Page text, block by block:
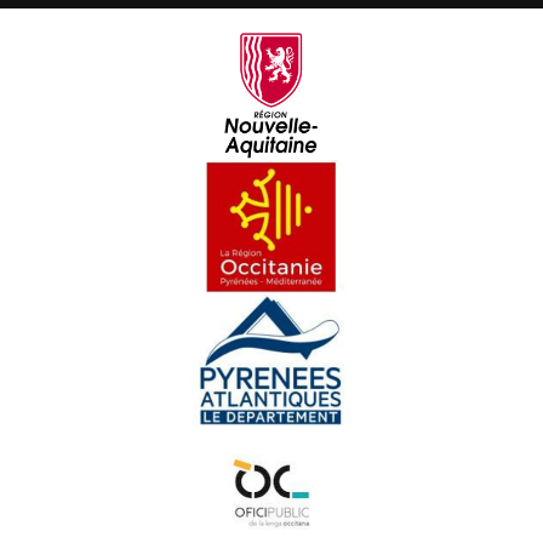
Jean-Jacques Casteret - Cara e Cara
Alan Marc - Cara e Cara
Simone Anglade - Cara e Cara
André Valadier - Cara e Cara
Benaset Dazeàs - Cara e Cara
Adelina Gonzalez - Cara e Cara